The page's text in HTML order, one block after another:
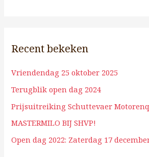
Recent bekeken
Vriendendag 25 oktober 2025
Terugblik open dag 2024
Prijsuitreiking Schuttevaer
MASTERMILO BIJ SHVP!
Open dag 2022: Zaterdag 17